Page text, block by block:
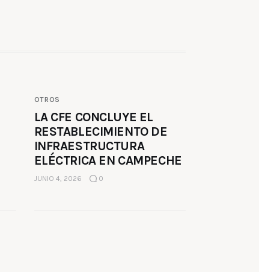
OTROS
LA CFE CONCLUYE EL
RESTABLECIMIENTO DE
INFRAESTRUCTURA
ELÉCTRICA EN CAMPECHE
JUNIO 4, 2026 0